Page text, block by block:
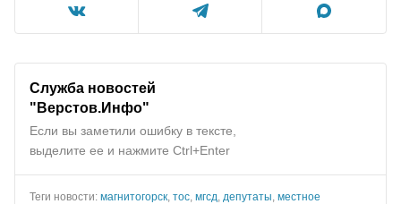
Служба новостей
"Верстов.Инфо"
Если вы заметили ошибку в тексте,
выделите ее и нажмите Ctrl+Enter
Теги новости: магнитогорск, тос, мгсд, депутаты, местное